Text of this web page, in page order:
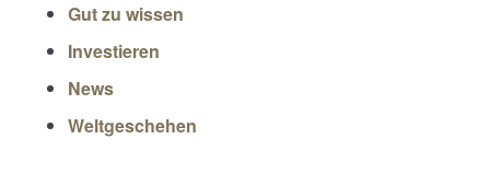
Gut zu wissen
Investieren
News
Weltgeschehen